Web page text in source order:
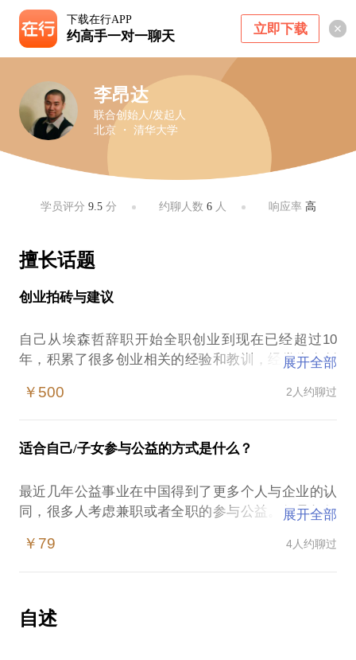
下载在行APP
约高手一对一聊天 立即下载
李昂达
联合创始人/发起人
北京 ・ 清华大学
学员评分 9.5分 约聊人数 6人 响应率 高
擅长话题
创业拍砖与建议
自己从埃森哲辞职开始全职创业到现在已经超过10
年，积累了很多创业相关的经验和教训，经常为有创
有，以拍砖为主，接近100个），帮朋友改进商业计
家公司和公益组织担任IT与互联网相关的顾问。
构，可以在1个多小时的时间内，对创业思路与创业故
事进行清晰化，找出项目的关键优势与欠缺，创业作
为创始人的人生与职业选择本身的意义等问题进行一
足与风险点（一般为3~7个问题）进行逐条质疑，希
展开全部
￥500 2人约聊过
适合自己/子女参与公益的方式是什么？
最近几年公益事业在中国得到了更多个人与企业的认
同，很多人考虑兼职或者全职的参与公益。但是如何
他公益机构提供以信息化管理为核心的咨询服务，
2015年和张博一起发起成立的正式在北京市民政局注
展开全部
￥79 4人约聊过
自述